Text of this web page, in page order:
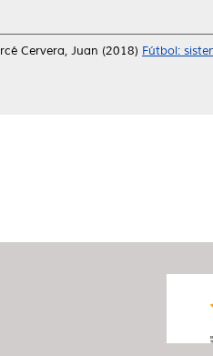
Cervera, Juan (2018) Fútbol: